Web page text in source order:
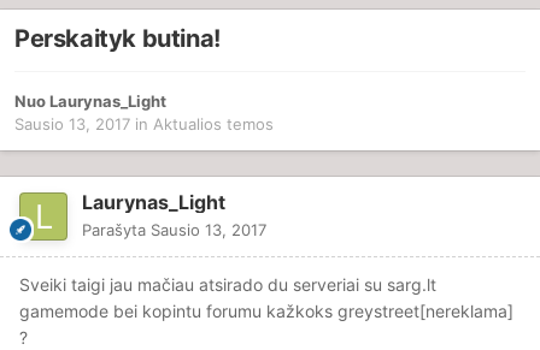
Perskaityk butina!
NuoLaurynas_Light
Sausio 13, 2017 in Aktualios temos
Laurynas_Light
Parašyta Sausio 13, 2017
Sveiki taigi jau mačiau atsirado du serveriai su sarg.lt
gamemode bei kopintu forumu kažkoks greystreet[nereklama]
?